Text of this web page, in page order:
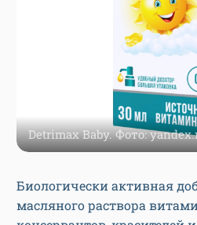
Detrimax Baby. Фото:
Биологически активная
масляного раствора